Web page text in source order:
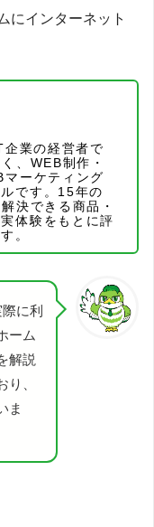
にインターネット
業の経営者で
、WEB制作・
マーケティング
です。15年の
決できる商品・
体験をもとに評
。
に利
ーム
解説
、
ま